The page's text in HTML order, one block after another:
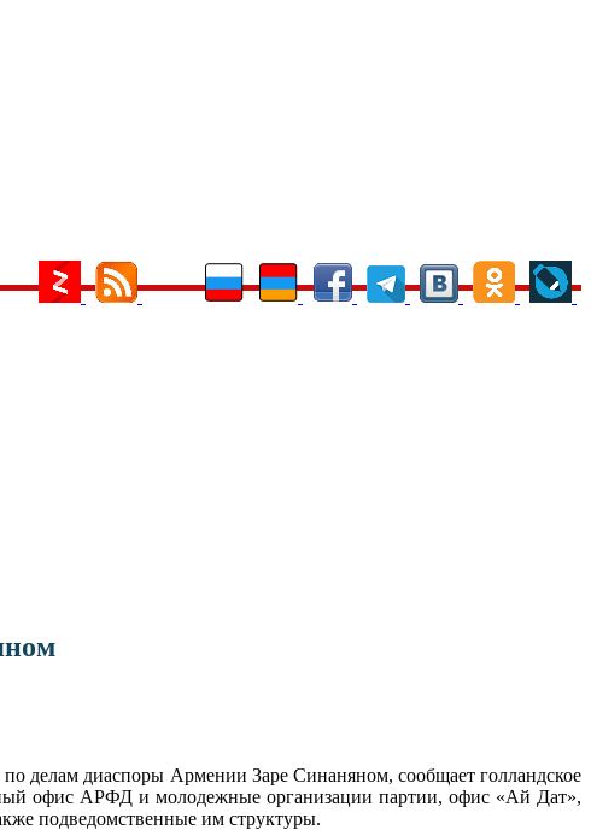
делам диаспоры Армении Заре Синаняном, сообщает голландское
офис АРФД и молодежные организации партии, офис «Ай Дат»,
подведомственные им структуры.